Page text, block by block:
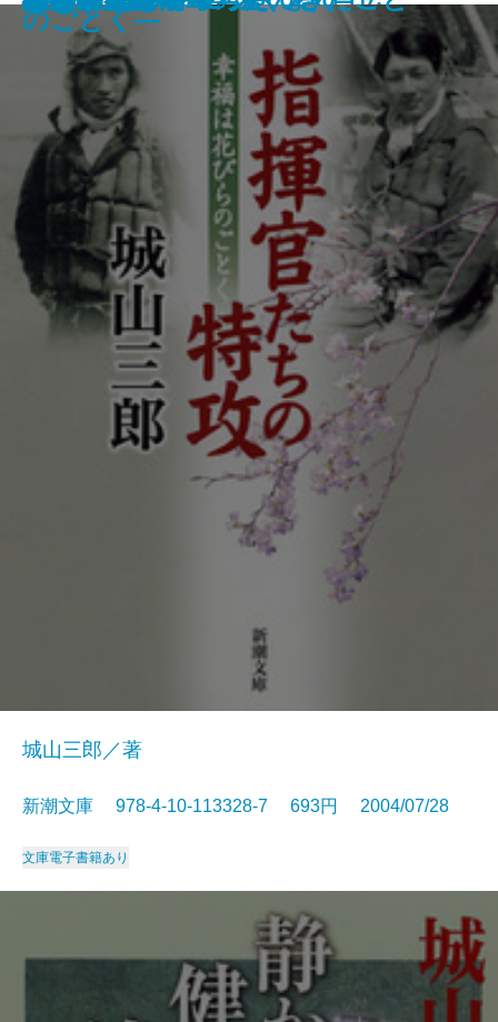
カエサル ルビコン以前〔上〕―
カエサル ルビコン以前〔中〕―
カエサル ルビコン以前〔下〕―
日本の闇―
のごとく―
城山三郎／著
新潮文庫 978-4-10-113328-7 693円 2004/07/28
文庫電子書籍あり